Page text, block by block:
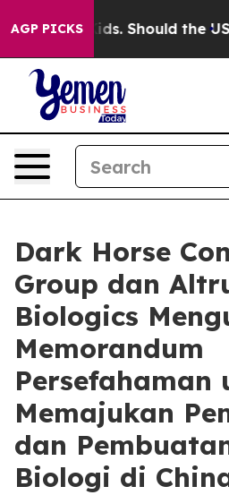
AGP PICKS
Kids. Should the US?
Dark Horse
Group dan
Biologics
Memorandum
Persefahaman
Memajukan
dan
Biologi di